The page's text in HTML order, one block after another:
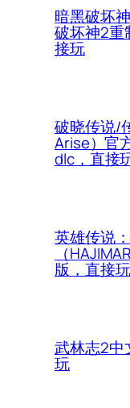
暗黑破坏
破坏神2重
接玩
破晓传说/
Arise）官
dlc，直接
英雄传说
（
版，直接
武林志2中
玩